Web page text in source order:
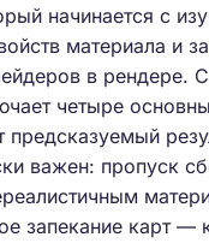
начинается с
материала и
в рендере.
четыре
предсказуемый
важен: пропуск
запекание карт —